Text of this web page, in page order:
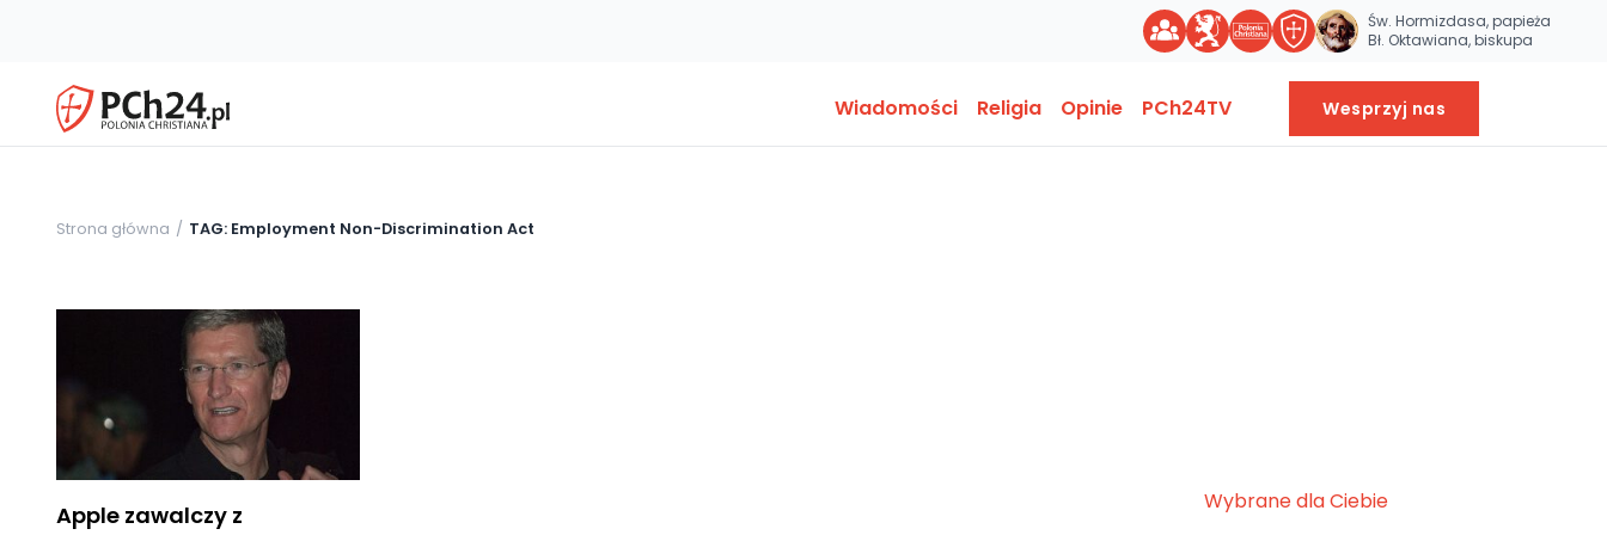
Św. Hormizdasa, papieża
Bł. Oktawiana, biskupa
Wiadomości Religia Opinie PCh24TV Wesprzyj nas
Strona główna TAG: Employment Non-Discrimination Act
Apple zawalczy z
Wybrane dla Ciebie